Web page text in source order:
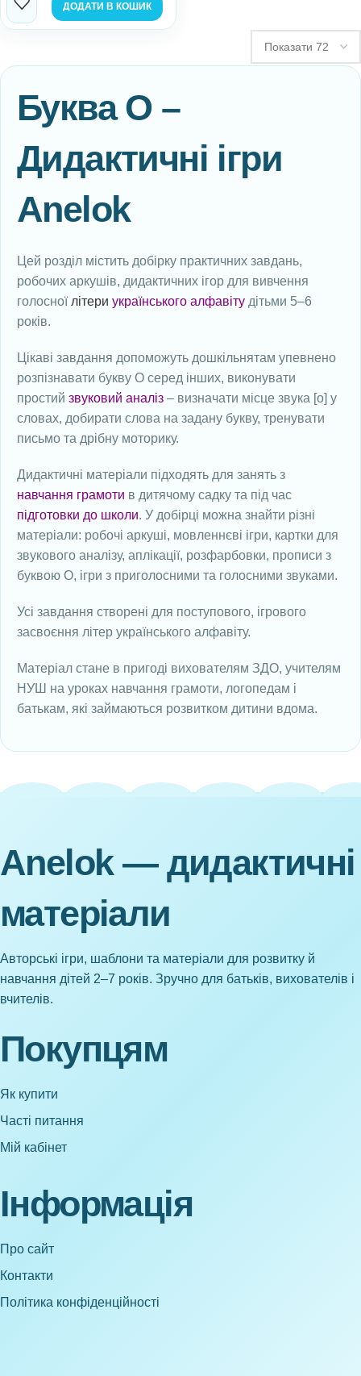
ДОДАТИ В КОШИК
Буква О –
Дидактичні ігри
Anelok
Цей розділ містить добірку практичних завдань,
робочих аркушів, дидактичних ігор для вивчення
голосної літери українського алфавіту дітьми 5–6
років.
Цікаві завдання допоможуть дошкільнятам упевнено
розпізнавати букву О серед інших, виконувати
простий звуковий аналіз – визначати місце звука [о] у
словах, добирати слова на задану букву, тренувати
письмо та дрібну моторику.
Дидактичні матеріали підходять для занять з
навчання грамоти в дитячому садку та під час
підготовки до школи. У добірці можна знайти різні
матеріали: робочі аркуші, мовленнєві ігри, картки для
звукового аналізу, аплікації, розфарбовки, прописи з
буквою О, ігри з приголосними та голосними звуками.
Усі завдання створені для поступового, ігрового
засвоєння літер українського алфавіту.
Матеріал стане в пригоді вихователям ЗДО, учителям
НУШ на уроках навчання грамоти, логопедам і
батькам, які займаються розвитком дитини вдома.
Anelok — дидактичні
матеріали
Авторські ігри, шаблони та матеріали для розвитку й
навчання дітей 2–7 років. Зручно для батьків, вихователів і
вчителів.
Покупцям
Як купити
Часті питання
Мій кабінет
Інформація
Про сайт
Контакти
Політика конфіденційності